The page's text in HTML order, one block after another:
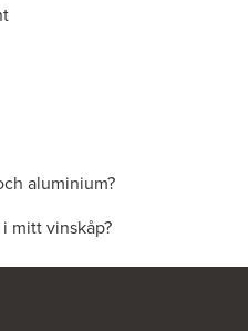
aluminium?
mitt vinskåp?